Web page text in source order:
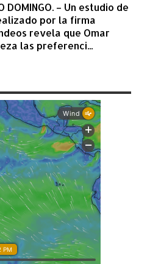
DOMINGO. – Un estudio de
por la firma
revela que Omar
las preferenci...